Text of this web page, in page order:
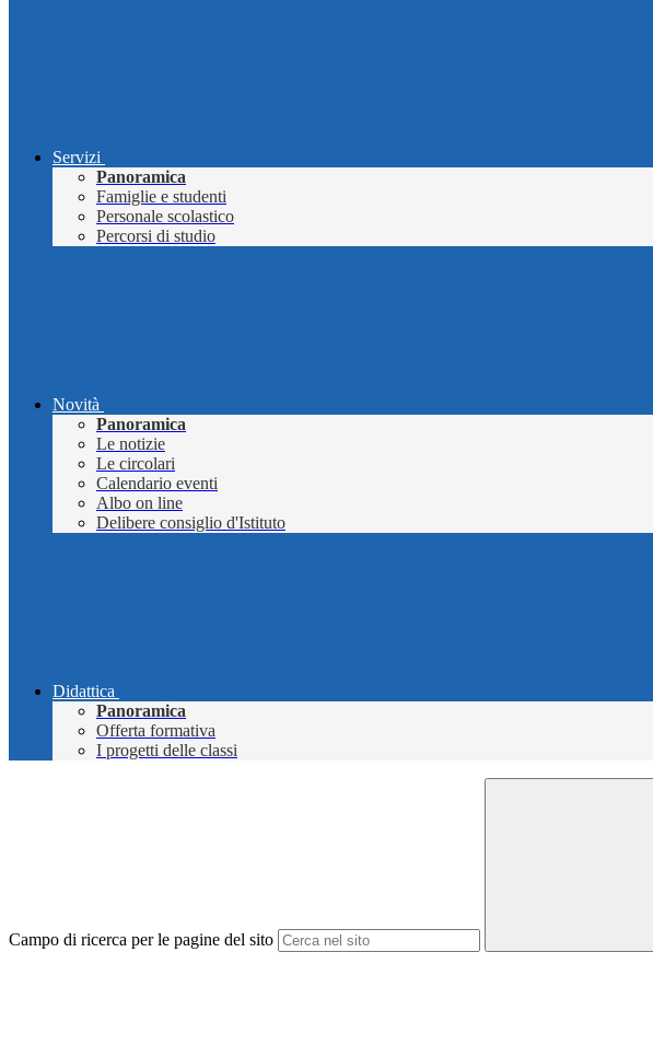
Servizi
Panoramica
Famiglie e studenti
Personale scolastico
Percorsi di studio
Novità
Panoramica
Le notizie
Le circolari
Calendario eventi
Albo on line
Delibere consiglio d'Istituto
Didattica
Panoramica
Offerta formativa
I progetti delle classi
Campo di ricerca per le pagine del sito